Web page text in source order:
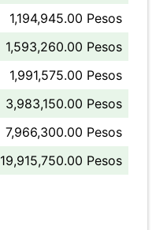
1,194,945.00 Pesos
1,593,260.00 Pesos
1,991,575.00 Pesos
3,983,150.00 Pesos
7,966,300.00 Pesos
19,915,750.00 Pesos